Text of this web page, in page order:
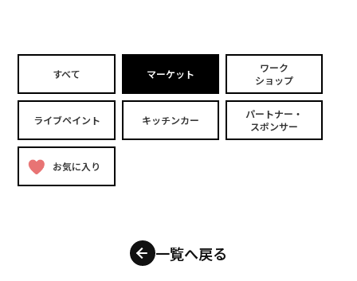
すべて マーケット
ワーク
ショップ
ライブペイント キッチンカー
パートナー・
スポンサー
お気に入り
一覧へ戻る